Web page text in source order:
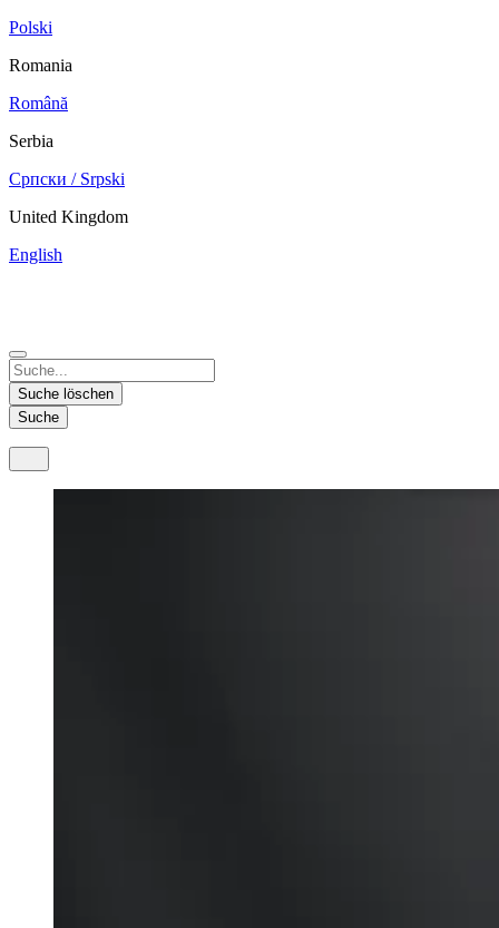
Polski
Romania
Română
Serbia
Српски / Srpski
United Kingdom
English
India
English
Malaysia
English
Nicaragua
Español
United States
Suche löschen
Suche